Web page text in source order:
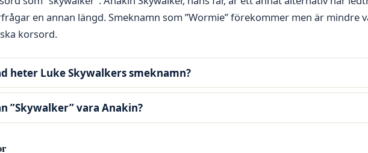
en annan längd. Smeknamn som ”Wormie” förekommer men är mindre
korsord.
heter Luke Skywalkers smeknamn?
”Skywalker” vara Anakin?